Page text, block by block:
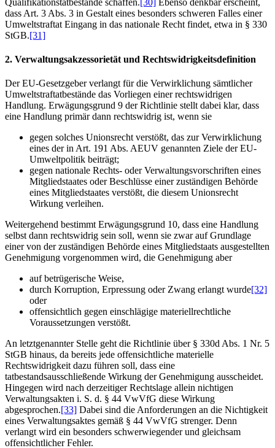
Qualifikationstatbestände schaffen. [30]
Ebenso denkbar erscheint,
dass Art. 3 Abs. 3 in Gestalt eines besonders schweren Falles einer
Umweltstraftat Eingang in das nationale Recht findet, etwa in § 330
StGB.[31]
2. Verwaltungsakzessorietät und Rechtswidrigkeitsdefinition
Der EU-Gesetzgeber verlangt für die Verwirklichung sämtlicher
Umweltstraftatbestände das Vorliegen einer rechtswidrigen
Handlung. Erwägungsgrund 9 der Richtlinie stellt dabei klar, dass
eine Handlung primär dann rechtswidrig ist, wenn sie
gegen solches Unionsrecht verstößt, das zur Verwirklichung
eines der in Art. 191 Abs. AEUV genannten Ziele der EU-
Umweltpolitik beiträgt;
gegen nationale Rechts- oder Verwaltungsvorschriften eines
Mitgliedstaates oder Beschlüsse einer zuständigen Behörde
eines Mitgliedstaates verstößt, die diesem Unionsrecht
Wirkung verleihen.
Weitergehend bestimmt Erwägungsgrund 10, dass eine Handlung
selbst dann rechtswidrig sein soll, wenn sie zwar auf Grundlage
einer von der zuständigen Behörde eines Mitgliedstaats ausgestellten
Genehmigung vorgenommen wird, die Genehmigung aber
auf betrügerische Weise,
durch Korruption, Erpressung oder Zwang erlangt wurde[32]
oder
offensichtlich gegen einschlägige materiellrechtliche
Voraussetzungen verstößt.
An letztgenannter Stelle geht die Richtlinie über § 330d Abs. 1 Nr. 5
StGB hinaus, da bereits jede offensichtliche materielle
Rechtswidrigkeit dazu führen soll, dass eine
tatbestandsausschließende Wirkung der Genehmigung ausscheidet.
Hingegen wird nach derzeitiger Rechtslage allein nichtigen
Verwaltungsakten i. S. d. § 44 VwVfG diese Wirkung
abgesprochen.[33] Dabei sind die Anforderungen an die Nichtigkeit
eines Verwaltungsaktes gemäß § 44 VwVfG strenger. Denn
verlangt wird ein besonders schwerwiegender und gleichsam
offensichtlicher Fehler.